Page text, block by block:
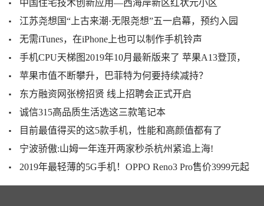
中国住宅技术创新应用—西海岸新区红状元小区
江苏尧想国“上古来潮·无限尧想”五一启幕，预约入园
无需iTunes，在iPhone上也可以制作手机铃声
手机CPU天梯图2019年10月最新版来了 苹果A13登顶，
苹果市值不断攀升，巴菲特为何要持续减持？
东方融资网张榜招贤 线上招聘会正式开启
诚信315高品质生活选这三款笔记本
目前最值得买的这5款手机，性能和高颜值都有了
宁波骄傲:山姆一年连开两家秒杀杭州紧追上海!
2019年最轻薄的5G手机！OPPO Reno3 Pro售价3999元起